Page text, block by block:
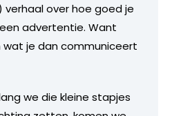
over hoe goed je
advertentie. Want
wat je dan communiceert
we die kleine stapjes